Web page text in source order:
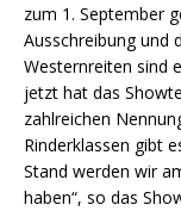
zum 1. September
Ausschreibung und
Westernreiten sind
jetzt hat das
zahlreichen
Rinderklassen gibt
Stand werden wir
haben“, so das